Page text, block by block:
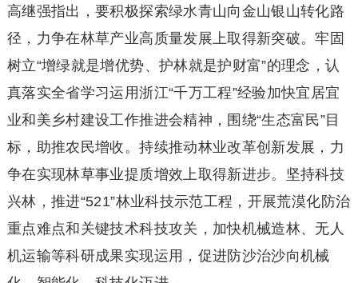
高继强指出，要积极探索绿水青山向金山银山转化路
径，力争在林草产业高质量发展上取得新突破。牢固
树立“增绿就是增优势、护林就是护财富”的理念，认
真落实全省学习运用浙江“千万工程”经验加快宜居宜
业和美乡村建设工作推进会精神，围绕“生态富民”目
标，助推农民增收。持续推动林业改革创新发展，力
争在实现林草事业提质增效上取得新进步。坚持科技
兴林，推进“521”林业科技示范工程，开展荒漠化防治
重点难点和关键技术科技攻关，加快机械造林、无人
机运输等科研成果实现运用，促进防沙治沙向机械